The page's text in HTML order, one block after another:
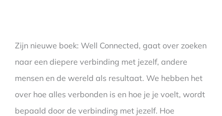
Zijn nieuwe boek: Well Connected, gaat over zoeken
naar een diepere verbinding met jezelf, andere
mensen en de wereld als resultaat. We hebben het
over hoe alles verbonden is en hoe je je voelt, wordt
bepaald door de verbinding met jezelf. Hoe